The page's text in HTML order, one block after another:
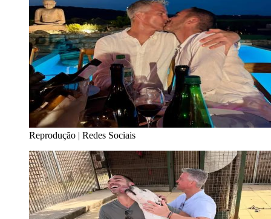
Reprodução | Redes Sociais